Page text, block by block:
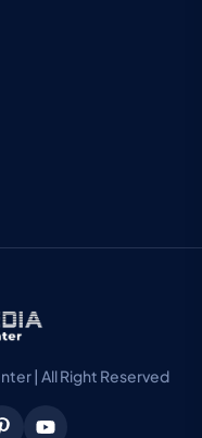
| All Right Reserved